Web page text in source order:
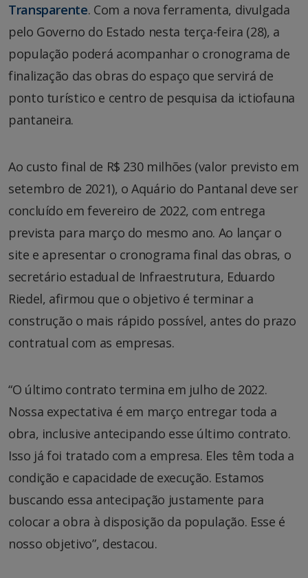
Transparente. Com a nova ferramenta, divulgada
pelo Governo do Estado nesta terça-feira (28), a
população poderá acompanhar o cronograma de
finalização das obras do espaço que servirá de
ponto turístico e centro de pesquisa da ictiofauna
pantaneira.
Ao custo final de R$ 230 milhões (valor previsto em
setembro de 2021), o Aquário do Pantanal deve ser
concluído em fevereiro de 2022, com entrega
prevista para março do mesmo ano. Ao lançar o
site e apresentar o cronograma final das obras, o
secretário estadual de Infraestrutura, Eduardo
Riedel, afirmou que o objetivo é terminar a
construção o mais rápido possível, antes do prazo
contratual com as empresas.
“O último contrato termina em julho de 2022.
Nossa expectativa é em março entregar toda a
obra, inclusive antecipando esse último contrato.
Isso já foi tratado com a empresa. Eles têm toda a
condição e capacidade de execução. Estamos
buscando essa antecipação justamente para
colocar a obra à disposição da população. Esse é
nosso objetivo”, destacou.